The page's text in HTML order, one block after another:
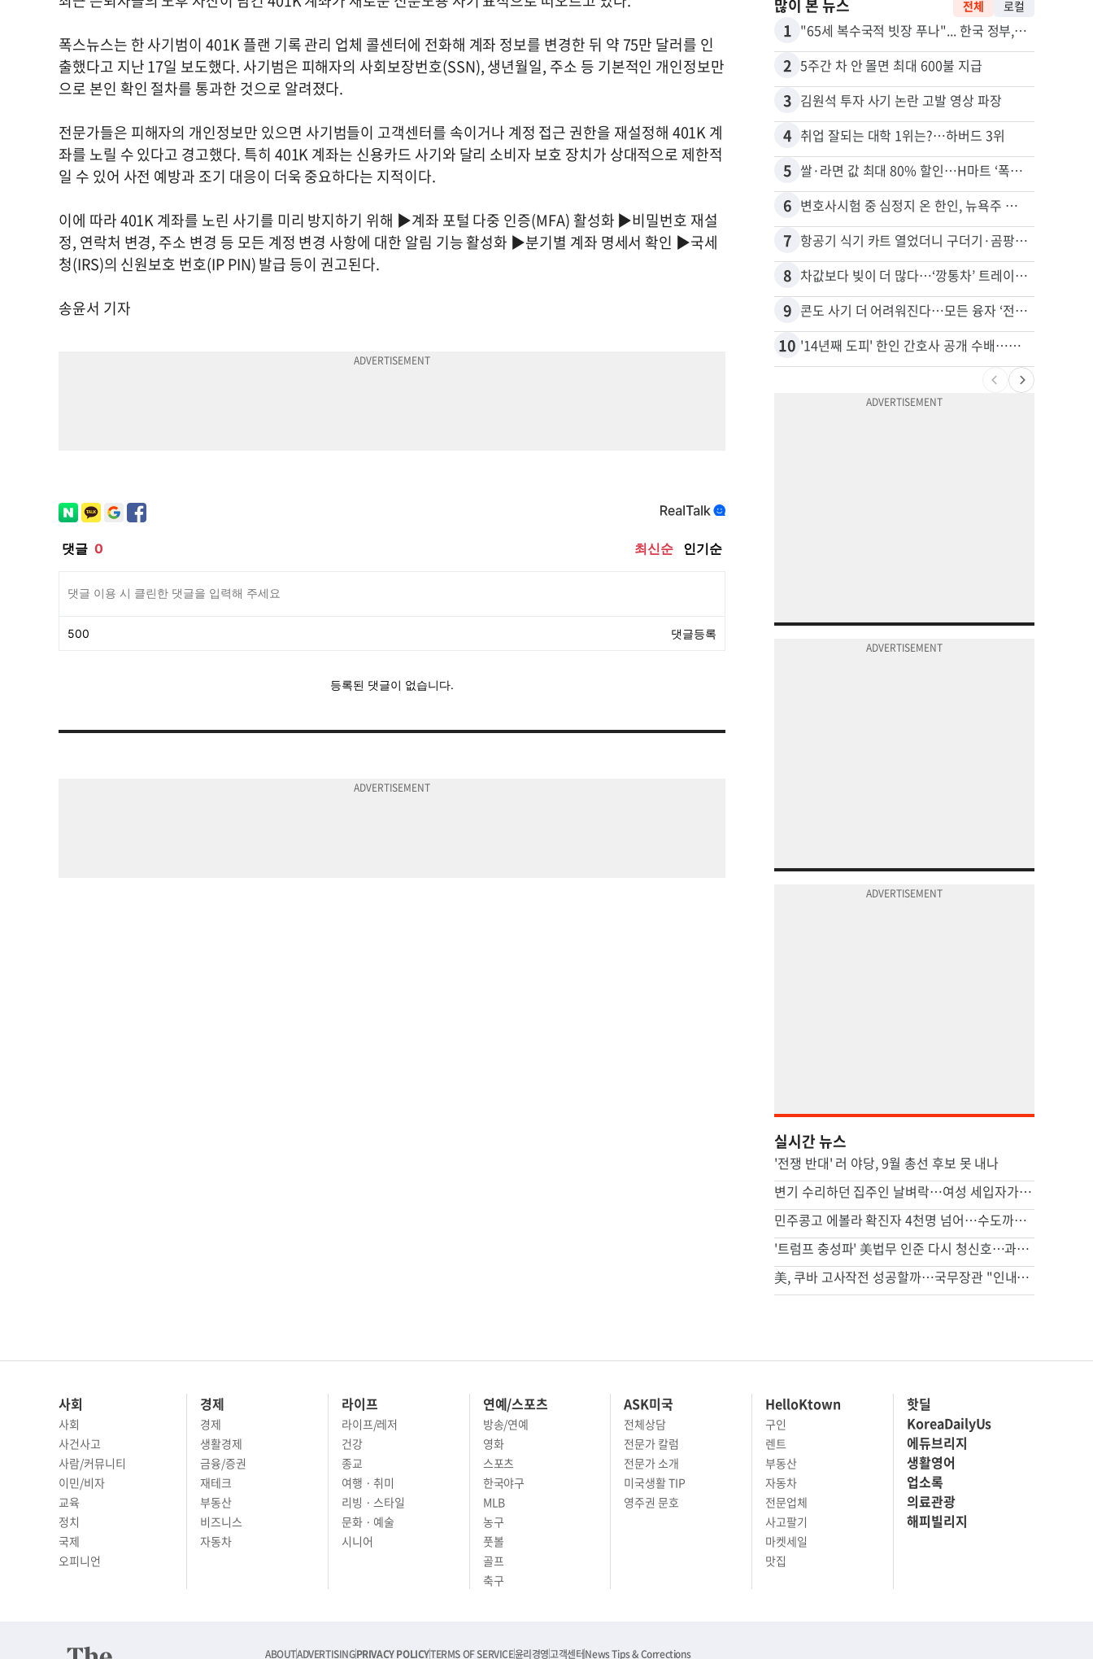
폭스뉴스는 한 사기범이 401K 플랜 기록 관리 업체 콜센터에 전화해 계좌 정보를 변경한 뒤 약 75만 달러를 인
출했다고 지난 17일 보도했다. 사기범은 피해자의 사회보장번호(SSN), 생년월일, 주소 등 기본적인 개인정보만
으로 본인 확인 절차를 통과한 것으로 알려졌다.
전문가들은 피해자의 개인정보만 있으면 사기범들이 고객센터를 속이거나 계정 접근 권한을 재설정해 401K 계
좌를 노릴 수 있다고 경고했다. 특히 401K 계좌는 신용카드 사기와 달리 소비자 보호 장치가 상대적으로 제한적
일 수 있어 사전 예방과 조기 대응이 더욱 중요하다는 지적이다.
이에 따라 401K 계좌를 노린 사기를 미리 방지하기 위해 ▶계좌 포털 다중 인증(MFA) 활성화 ▶비밀번호 재설
정, 연락처 변경, 주소 변경 등 모든 계정 변경 사항에 대한 알림 기능 활성화 ▶분기별 계좌 명세서 확인 ▶국세
청(IRS)의 신원보호 번호(IP PIN) 발급 등이 권고된다.
송윤서 기자
많이 본 뉴스 전체 로컬
1 "65세 복수국적 빗장 푸나"... 한국 정부, 연령 완화 전면 추진
2 5주간 차 안 몰면 최대 600불 지급
3 김원석 투자 사기 논란 고발 영상 파장
4 취업 잘되는 대학 1위는?…하버드 3위
5 쌀·라면 값 최대 80% 할인…H마트 ‘폭탄 세일’
6 변호사시험 중 심정지 온 한인, 뉴욕주 제소
7 항공기 식기 카트 열었더니 구더기·곰팡이…LAX 기내식 업체 논란
8 차값보다 빚이 더 많다…‘깡통차’ 트레이드인 급증
9 콘도 사기 더 어려워진다…모든 융자 ‘전체 심사’
10 '14년째 도피' 한인 간호사 공개 수배…메디케어 사기 유죄
실시간 뉴스
'전쟁 반대' 러 야당, 9월 총선 후보 못 내나
변기 수리하던 집주인 날벼락…여성 세입자가 흉기로 찔렀다
민주콩고 에볼라 확진자 4천명 넘어…수도까지 번질라 비상
'트럼프 충성파' 美법무 인준 다시 청신호…과반 찬성표 확보(종합)
美, 쿠바 고사작전 성공할까…국무장관 "인내와 끈기로 옥죌 것"
사회
사회
사건사고
사람/커뮤니티
이민/비자
교육
정치
국제
오피니언
경제
경제
생활경제
금융/증권
재테크
부동산
비즈니스
자동차
라이프
라이프/레저
건강
종교
여행 · 취미
리빙 · 스타일
문화 · 예술
시니어
연예/스포츠
방송/연예
영화
스포츠
한국야구
MLB
농구
풋볼
골프
축구
ASK미국
전체상담
전문가 칼럼
전문가 소개
미국생활 TIP
영주권 문호
HelloKtown
구인
렌트
부동산
자동차
전문업체
사고팔기
마켓세일
맛집
핫딜
KoreaDailyUs
에듀브리지
생활영어
업소록
의료관광
해피빌리지
ABOUTADVERTISINGPRIVACY POLICYTERMS OF SERVICE윤리경영고객센터News Tips & Corrections